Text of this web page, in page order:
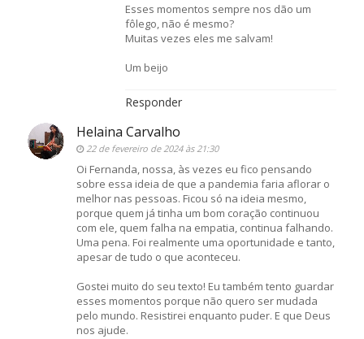
Esses momentos sempre nos dão um
fôlego, não é mesmo?
Muitas vezes eles me salvam!
Um beijo
Responder
Helaina Carvalho
22 de fevereiro de 2024 às 21:30
Oi Fernanda, nossa, às vezes eu fico pensando
sobre essa ideia de que a pandemia faria aflorar o
melhor nas pessoas. Ficou só na ideia mesmo,
porque quem já tinha um bom coração continuou
com ele, quem falha na empatia, continua falhando.
Uma pena. Foi realmente uma oportunidade e tanto,
apesar de tudo o que aconteceu.
Gostei muito do seu texto! Eu também tento guardar
esses momentos porque não quero ser mudada
pelo mundo. Resistirei enquanto puder. E que Deus
nos ajude.